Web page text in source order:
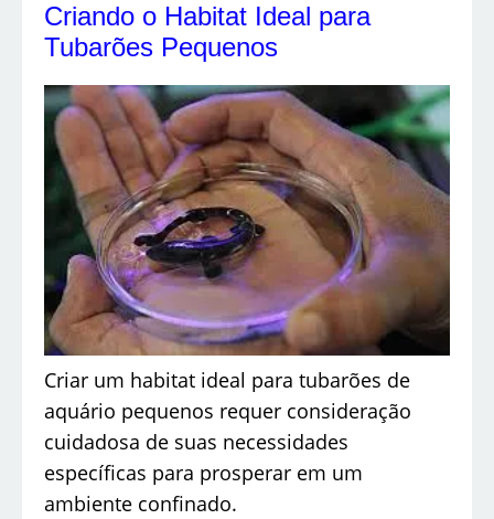
Criando o Habitat Ideal para
Tubarões Pequenos
Criar um habitat ideal para tubarões de
aquário pequenos requer consideração
cuidadosa de suas necessidades
específicas para prosperar em um
ambiente confinado.